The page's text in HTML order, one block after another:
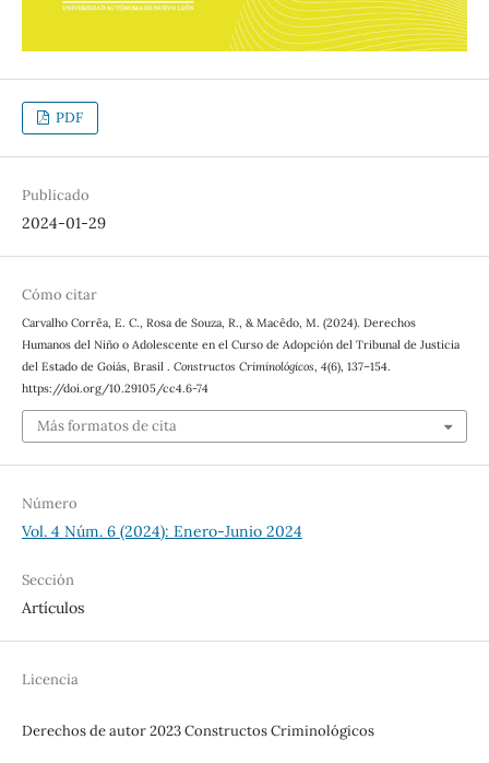
PDF
Publicado
2024-01-29
Cómo citar
Carvalho Corrêa, E. C., Rosa de Souza, R., & Macêdo, M. (2024). Derechos
Humanos del Niño o Adolescente en el Curso de Adopción del Tribunal de Justicia
del Estado de Goiás, Brasil . Constructos Criminológicos 4(6), 137–154.
https://doi.org/10.29105/cc4.6-74
Más formatos de cita
Número
Vol. 4 Núm. 6 (2024): Enero-Junio 2024
Sección
Artículos
Licencia
Derechos de autor 2023 Constructos Criminológicos